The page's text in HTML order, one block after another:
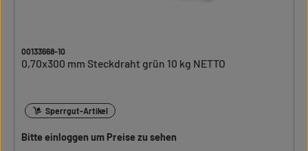
00133668-10
0,70x300 mm Steckdraht grün 10 kg NETTO
Sperrgut-Artikel
Bitte einloggen um Preise zu sehen